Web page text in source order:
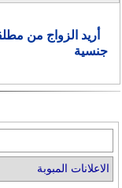
أريد الزواج من
جنسية